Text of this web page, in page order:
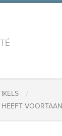
/